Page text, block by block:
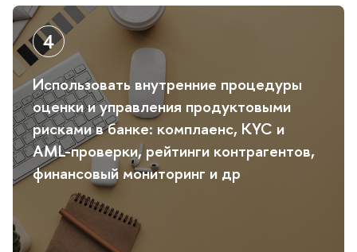
Использовать внутренние процедуры
оценки и управления продуктовыми
рисками в банке: комплаенс, KYC и
AML-проверки, рейтинги контрагентов,
финансовый мониторинг и др